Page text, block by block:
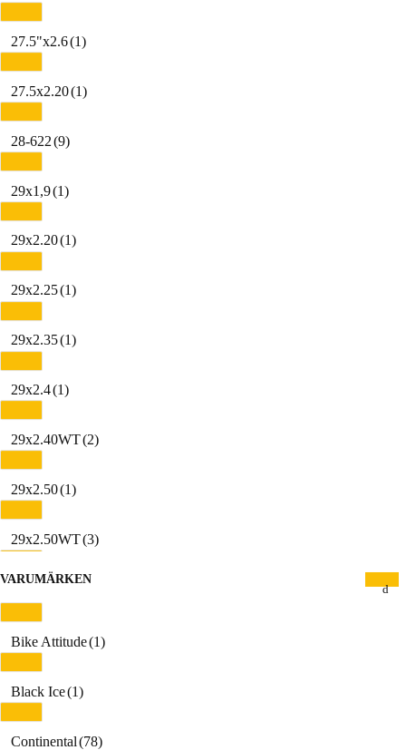
27.5"x2.6(1)
27.5x2.20(1)
28-622(9)
29x1,9(1)
29x2.20(1)
29x2.25(1)
29x2.35(1)
29x2.4(1)
29x2.40WT(2)
29x2.50(1)
29x2.50WT(3)
30-622 (2)
32-622(7)
32-630(2)
VARUMÄRKEN
Bike Attitude(1)
Black Ice(1)
Continental(78)